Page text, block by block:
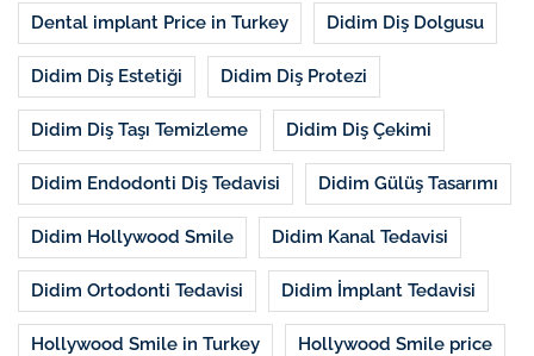
Dental implant Price in Turkey Didim Diş Dolgusu
Didim Diş Estetiği Didim Diş Protezi
Didim Diş Taşı Temizleme Didim Diş Çekimi
Didim Endodonti Diş Tedavisi Didim Gülüş Tasarımı
Didim Hollywood Smile Didim Kanal Tedavisi
Didim Ortodonti Tedavisi Didim İmplant Tedavisi
Hollywood Smile in Turkey Hollywood Smile price